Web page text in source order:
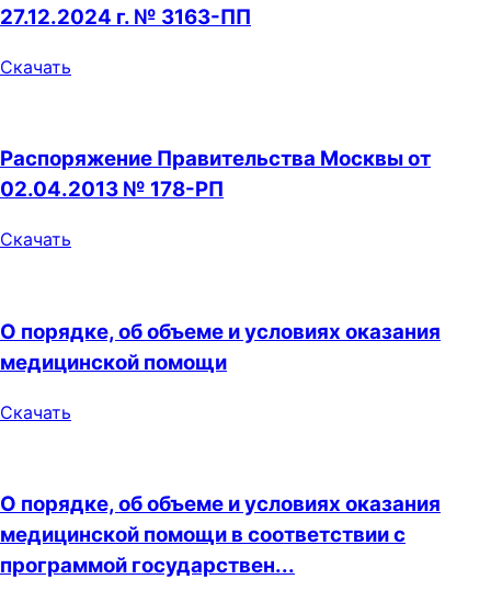
27.12.2024 г. № 3163-ПП
Скачать
Распоряжение Правительства Москвы от
02.04.2013 № 178-РП
Скачать
О порядке, об объеме и условиях оказания
медицинской помощи
Скачать
О порядке, об объеме и условиях оказания
медицинской помощи в соответствии с
программой государствен...